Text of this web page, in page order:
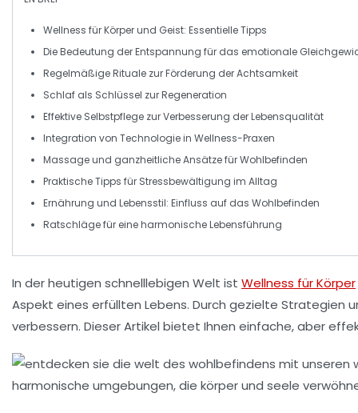
Wellness für Körper und Geist: Essentielle Tipps
Die Bedeutung derEntspannung für das emotionale
Regelmäßige Rituale zur Förderung der Achtsamkeit
Schlaf als Schlüssel zurRegeneration
Effektive Selbstpflege zur Verbesserung der Lebensqualität
Integration von Technologiein Wellness-Praxen
Massageund ganzheitliche Ansätzefür Wohlbefinden
Praktische Tipps für Stressbewältigung im Alltag
Ernährung und Lebensstil: Einfluss auf das Wohlbefinden
Ratschläge für eine harmonischeLebensführung
In der heutigen schnelllebigen Welt ist Wellness für Körper
Aspekt eines erfüllten Lebens. Durch gezielte Strategien
verbessern. Dieser Artikel bietet Ihnen einfache, aber